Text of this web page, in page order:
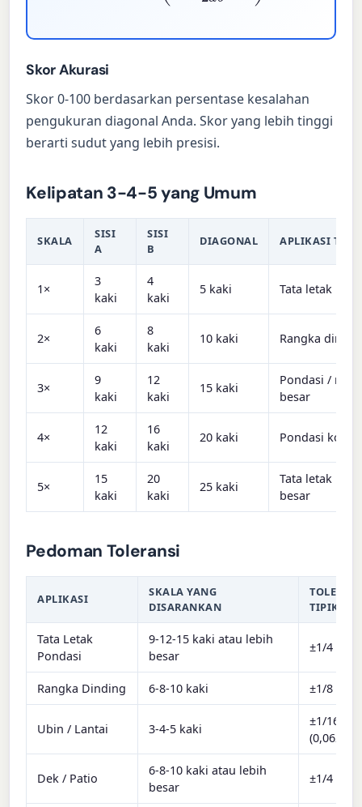
Skor Akurasi
Skor 0-100 berdasarkan persentase kesalahan
pengukuran diagonal Anda. Skor yang lebih tinggi
berarti sudut yang lebih presisi.
Kelipatan 3-4-5 yang Umum
SKALA
SISI
A
SISI
B
DIAGONAL APLIKASI
1×
3
kaki
4
kaki
5 kaki Tata letak
2×
6
kaki
8
kaki
10 kaki Rangka
3×
9
kaki
12
kaki
15 kaki
Pondasi /
besar
4×
12
kaki
16
kaki
20 kaki Pondasi
5×
15
kaki
20
kaki
25 kaki
Tata letak
besar
Pedoman Toleransi
APLIKASI
SKALA YANG
DISARANKAN
TIPIKAL
Tata Letak
Pondasi
9-12-15 kaki atau lebih
besar
±1/4 inci
Rangka Dinding 6-8-10 kaki ±1/8 inci
Ubin / Lantai 3-4-5 kaki
±1/16 inci
(0,0625")
Dek / Patio
6-8-10 kaki atau lebih
besar
±1/4 inci